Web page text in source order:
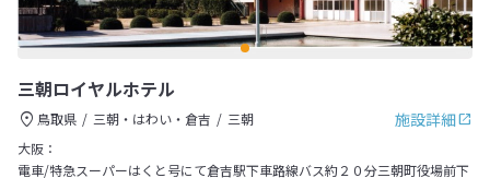
三朝ロイヤルホテル
施設詳細
鳥取県 三朝・はわい・倉吉
三朝
大阪：
電車/特急スーパーはくと号にて倉吉駅下車路線バス約２０分三朝町役場前下